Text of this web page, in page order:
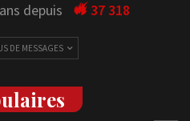
depuis 37 318
DE MESSAGES